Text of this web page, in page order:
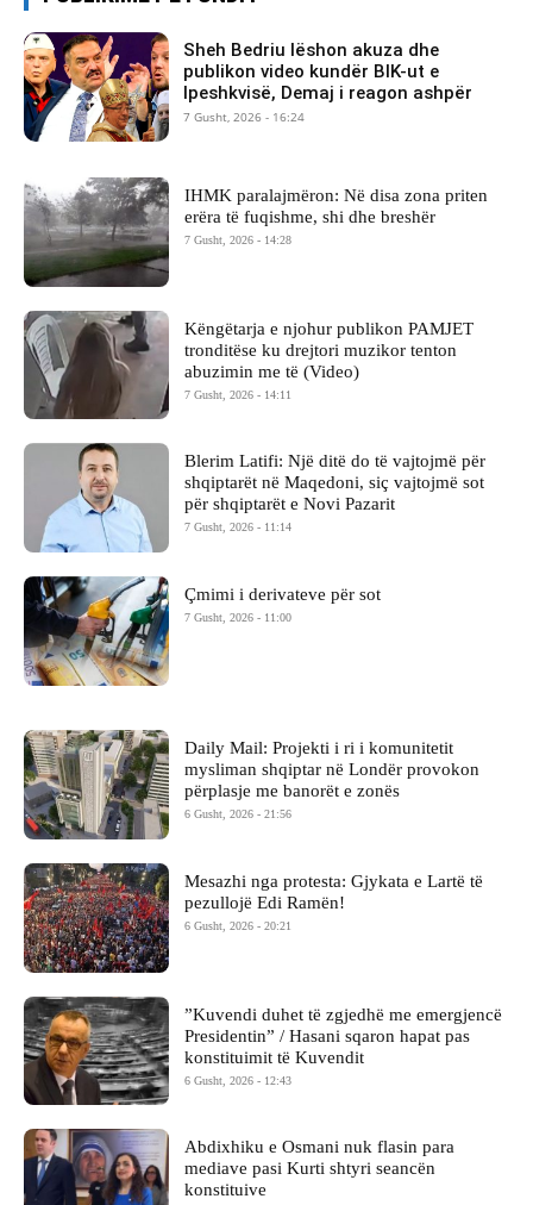
Sheh Bedriu lëshon akuza dhe
publikon video kundër BIK-ut e
Ipeshkvisë, Demaj i reagon ashpër
7 Gusht, 2026 - 16:24
IHMK paralajmëron: Në disa zona priten
erëra të fuqishme, shi dhe breshër
7 Gusht, 2026 - 14:28
Këngëtarja e njohur publikon PAMJET
tronditëse ku drejtori muzikor tenton
abuzimin me të (Video)
7 Gusht, 2026 - 14:11
Blerim Latifi: Një ditë do të vajtojmë për
shqiptarët në Maqedoni, siç vajtojmë sot
për shqiptarët e Novi Pazarit
7 Gusht, 2026 - 11:14
Çmimi i derivateve për sot
7 Gusht, 2026 - 11:00
Daily Mail: Projekti i ri i komunitetit
mysliman shqiptar në Londër provokon
përplasje me banorët e zonës
6 Gusht, 2026 - 21:56
Mesazhi nga protesta: Gjykata e Lartë të
pezullojë Edi Ramën!
6 Gusht, 2026 - 20:21
​”Kuvendi duhet të zgjedhë me emergjencë
Presidentin” / Hasani sqaron hapat pas
konstituimit të Kuvendit
6 Gusht, 2026 - 12:43
Abdixhiku e Osmani nuk flasin para
mediave pasi Kurti shtyri seancën
konstituive